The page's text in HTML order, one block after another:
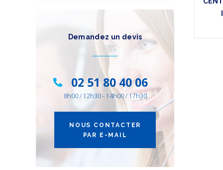
Demandez un devis
02 51 80 40 06
8h00 / 12h30 - 14h00 / 17h30
NOUS CONTACTER
PAR E-MAIL